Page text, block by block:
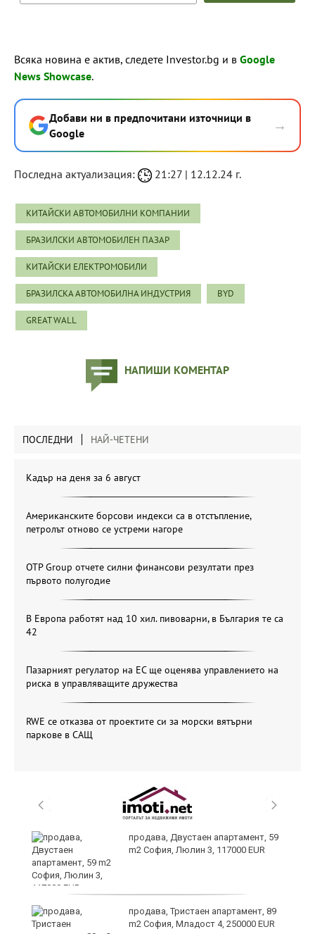
Всяка новина е актив, следете Investor.bg и в Google
News Showcase.
Добави ни в предпочитани източници в
Google
→
Последна актуализация: 21:27 | 12.12.24 г.
КИТАЙСКИ АВТОМОБИЛНИ КОМПАНИИ
БРАЗИЛСКИ АВТОМОБИЛЕН ПАЗАР
КИТАЙСКИ ЕЛЕКТРОМОБИЛИ
БРАЗИЛСКА АВТОМОБИЛНА ИНДУСТРИЯ BYD
GREAT WALL
НАПИШИ КОМЕНТАР
ПОСЛЕДНИ НАЙ-ЧЕТЕНИ
Кадър на деня за 6 август
Американските борсови индекси са в отстъпление,
петролът отново се устреми нагоре
OTP Group отчете силни финансови резултати през
първото полугодие
В Европа работят над 10 хил. пивоварни, в България те са
42
Пазарният регулатор на ЕС ще оценява управлението на
риска в управляващите дружества
RWE се отказва от проектите си за морски вятърни
паркове в САЩ
продава, Двустаен апартамент, 59
m2 София, Люлин 3, 117000 EUR
продава, Тристаен апартамент, 89
m2 София, Младост 4, 250000 EUR